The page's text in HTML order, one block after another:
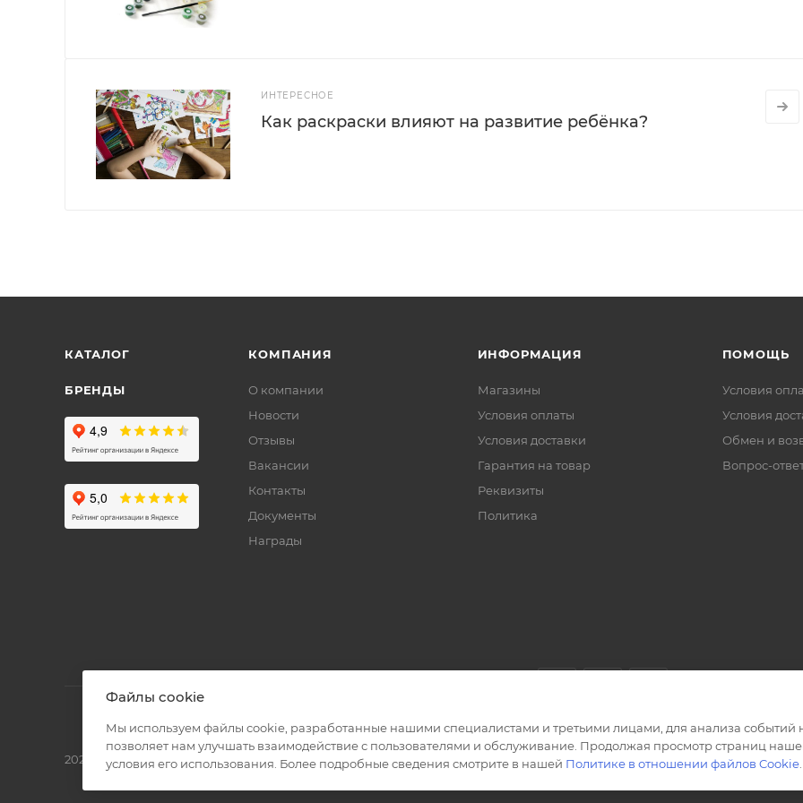
ИНТЕРЕСНОЕ
Как раскраски влияют на развитие ребёнка?
КАТАЛОГ
БРЕНДЫ
КОМПАНИЯ
О компании
Новости
Отзывы
Вакансии
Контакты
Документы
Награды
ИНФОРМАЦИЯ
Магазины
Условия оплаты
Условия доставки
Гарантия на товар
Реквизиты
Политика
ПОМОЩЬ
Условия
Условия
Обмен и
Вопрос-
2026 © Полиграф кит - интернет-магазин
Файлы cookie
Мы используем файлы cookie, разработанные нашими специалистами и третьими лицами, для анализа событий
позволяет нам улучшать взаимодействие с пользователями и обслуживание. Продолжая просмотр страниц
условия его использования. Более подробные сведения смотрите в нашей Политике в отношении файлов Cookie